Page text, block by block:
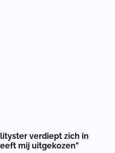
verdiept zich in
mij uitgekozen"